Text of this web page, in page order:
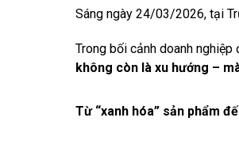
Sáng ngày 24/03/2026, tại
Trong bối cảnh doanh
không còn là xu hướng –
Từ “xanh hóa” sản phẩm